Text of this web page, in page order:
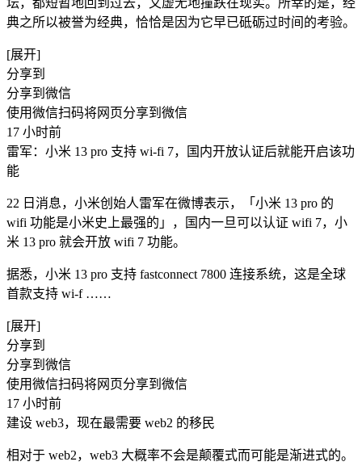
典之所以被誉为经典，恰恰是因为它早已砥砺过时间的考验。
[展开]
分享到
分享到微信
使用微信扫码将网页分享到微信
17 小时前
雷军：小米 13 pro 支持 wi-fi 7，国内开放认证后就能开启该功
能
22 日消息，小米创始人雷军在微博表示，「小米 13 pro 的
wifi 功能是小米史上最强的」，国内一旦可以认证 wifi 7，小
米 13 pro 就会开放 wifi 7 功能。
据悉，小米 13 pro 支持 fastconnect 7800 连接系统，这是全球
首款支持 wi-f ​……
[展开]
分享到
分享到微信
使用微信扫码将网页分享到微信
17 小时前
建设 web3，现在最需要 web2 的移民
相对于 web2，web3 大概率不会是颠覆式而可能是渐进式的。